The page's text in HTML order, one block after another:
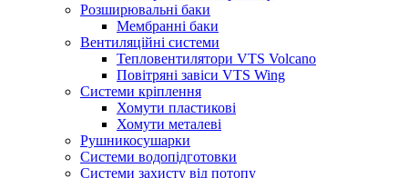
Розширювальні баки
Мембранні баки
Вентиляційні системи
Тепловентилятори VTS Volcano
Повітряні завіси VTS Wing
Системи кріплення
Хомути пластикові
Хомути металеві
Рушникосушарки
Системи водопідготовки
Системи захисту від потопу